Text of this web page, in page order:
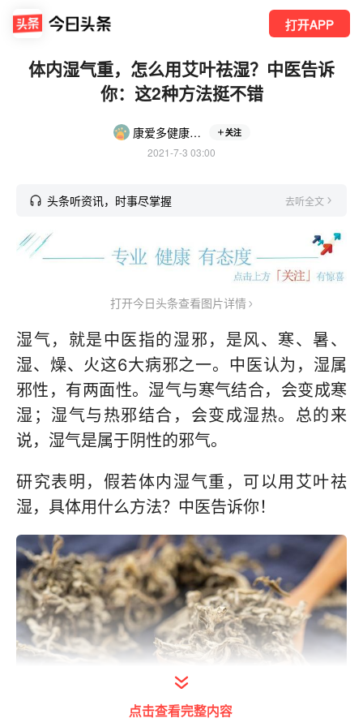
打开APP
体内湿气重，怎么用艾叶祛湿？中医告诉
你：这2种方法挺不错
康爱多健康甄选 关注
2021-7-3 03:00
头条听资讯，时事尽掌握 去听全文
打开今日头条查看图片详情
湿气，就是中医指的湿邪，是风、寒、暑、
湿、燥、火这6大病邪之一。中医认为，湿属
邪性，有两面性。湿气与寒气结合，会变成寒
湿；湿气与热邪结合，会变成湿热。总的来
说，湿气是属于阴性的邪气。
研究表明，假若体内湿气重，可以用艾叶祛
湿，具体用什么方法？中医告诉你！
点击查看完整内容